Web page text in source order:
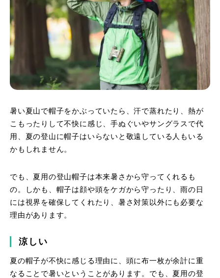
暑い夏山で帽子をかぶっていたら、汗で蒸れたり、熱が
こもったりして不快に感じ、手ぬぐいやサングラスで代
用、夏の登山に帽子はいらないと敬遠している人もいる
かもしれません。
でも、夏用の登山帽子は本来暑さから守ってくれるも
の。しかも、帽子は顔や頭をケガから守ったり、雨の日
には視界を確保してくれたり、暑さ対策以外にも必要な
理由があります。
涼しい
夏の帽子が不快に感じる理由に、頭に布一枚が余計に重
なることで暑いということがあります。でも、夏用の登